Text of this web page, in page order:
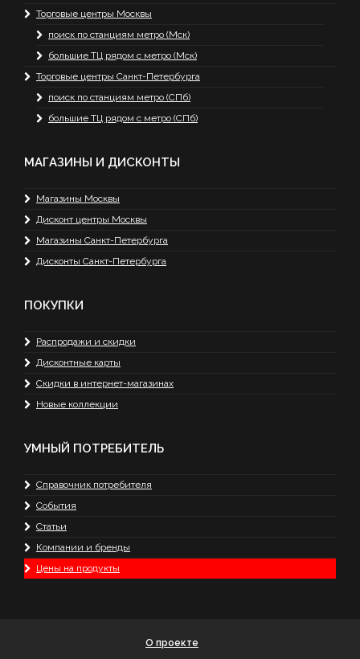
Торговые центры Москвы
поиск по станциям метро (Мск)
большие ТЦ рядом с метро (Мск)
Торговые центры Санкт-Петербурга
поиск по станциям метро (СПб)
большие ТЦ рядом с метро (СПб)
МАГАЗИНЫ И ДИСКОНТЫ
Магазины Москвы
Дисконт центры Москвы
Магазины Санкт-Петербурга
Дисконты Санкт-Петербурга
ПОКУПКИ
Распродажи и скидки
Дисконтные карты
Скидки в интернет-магазинах
Новые коллекции
УМНЫЙ ПОТРЕБИТЕЛЬ
Справочник потребителя
События
Статьи
Компании и бренды
Цены на продукты
О проекте